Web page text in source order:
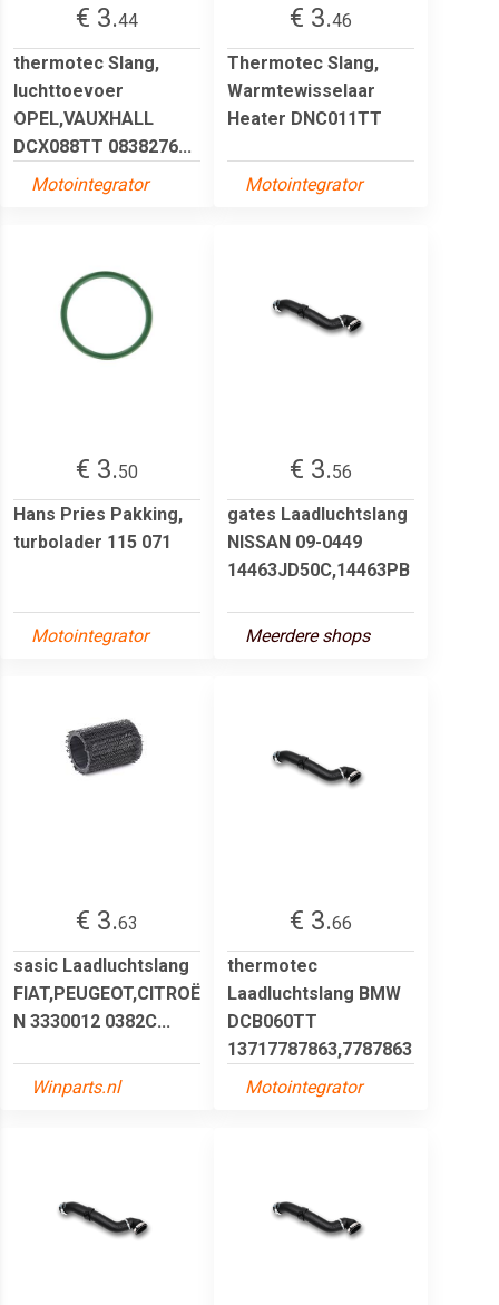
€ 3.44
thermotec Slang,
luchttoevoer
OPEL,VAUXHALL
DCX088TT 0838276...
Motointegrator
€ 3.46
Thermotec Slang,
Warmtewisselaar
Heater DNC011TT
Motointegrator
€ 3.50
Hans Pries Pakking,
turbolader 115 071
Motointegrator
€ 3.56
gates Laadluchtslang
NISSAN 09-0449
14463JD50C,14463PB
Meerdere shops
€ 3.63
sasic Laadluchtslang
FIAT,PEUGEOT,CITROË
N 3330012 0382C...
Winparts.nl
€ 3.66
thermotec
Laadluchtslang BMW
DCB060TT
13717787863,7787863
Motointegrator